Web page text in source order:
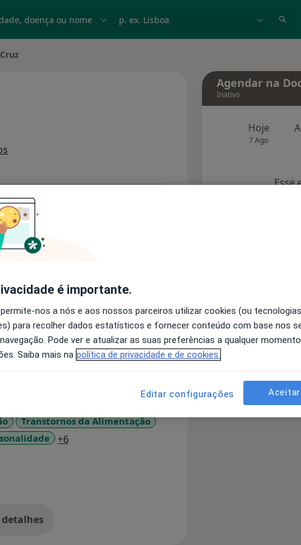
Solicite um atendimento
Consultórios
Portugueses. Tenho a
e a Especialidade Avançada em
e intervenho nas dificuldades
e perturbações psiquiátricas
e workshops nas áreas das
Saúde Mental.
anos, possibilita que eu
Transtornos da Alimentação
+6a11y_sr_more_diseases
a experiência
Agendar na
Inativo
Hoje
7 Ago
Esse
é importante.
nos a nós e aos nossos parceiros utilizar cookies (ou tecnologias
para recolher dados estatísticos e fornecer conteúdo com base nos
Pode ver e atualizar as suas preferências a qualquer
Saiba mais na política de privacidade e de cookies.
Editar configurações Aceitar